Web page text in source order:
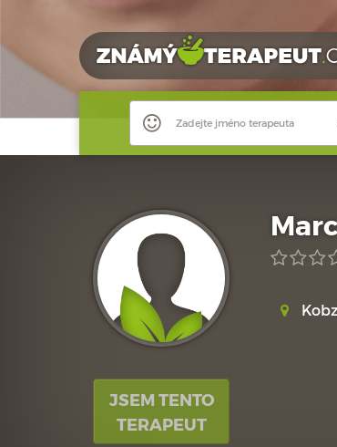
Zadejte jméno terapeuta
JSEM TENTO
TERAPEUT